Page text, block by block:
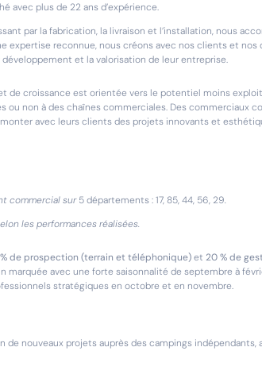
avec plus de 22 ans d’expérience.
par la fabrication, la livraison et l’installation, nous
expertise reconnue, nous créons avec nos clients et
et la valorisation de leur entreprise.
de croissance est orientée vers le potentiel moins
ou non à des chaînes commerciales. Des commerciaux
avec leurs clients des projets innovants et
commercial sur5 départements : 17, 85, 44, 56, 29.
les performances réalisées.
de prospection (terrain et téléphonique)et 20 % de
marquée avec une forte saisonnalité de septembre à
stratégiques en octobre et en novembre.
nouveaux projets auprès des campings indépendants,